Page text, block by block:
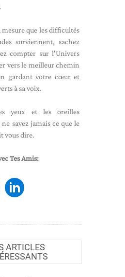
mesure que les difficultés
surviennent, sachez
compter sur l'Univers
vers le meilleur chemin
gardant votre cœur et
à sa voix.
yeux et les oreilles
savez jamais ce que le
vous dire.
Tes Amis:
ARTICLES